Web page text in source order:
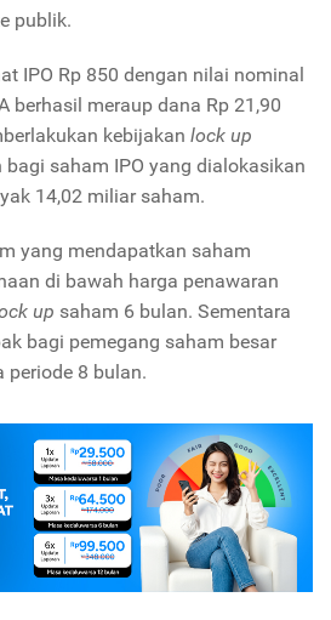
publik.
IPO Rp 850 dengan nilai nominal
berhasil meraup dana Rp 21,90
kebijakan lock up
saham IPO yang dialokasikan
14,02 miliar saham.
yang mendapatkan saham
di bawah harga penawaran
up saham 6 bulan. Sementara
bagi pemegang saham besar
periode 8 bulan.